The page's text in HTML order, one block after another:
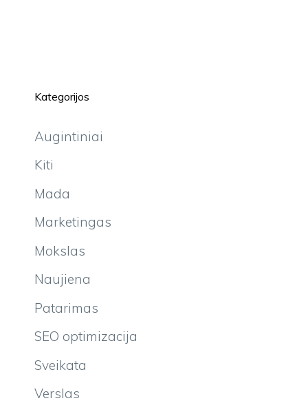
Kategorijos
Augintiniai
Kiti
Mada
Marketingas
Mokslas
Naujiena
Patarimas
SEO optimizacija
Sveikata
Verslas